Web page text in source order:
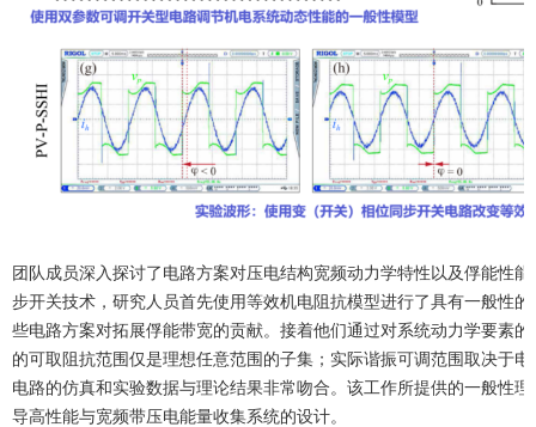
团队成员深入探讨了电路方案对压电结构宽频动力学特性以及俘能性
步开关技术，研究人员首先使用等效机电阻抗模型进行了具有一般性
些电路方案对拓展俘能带宽的贡献。接着他们通过对系统动力学要素
的可取阻抗范围仅是理想任意范围的子集；实际谐振可调范围取决于
电路的仿真和实验数据与理论结果非常吻合。该工作所提供的一般性
导高性能与宽频带压电能量收集系统的设计。